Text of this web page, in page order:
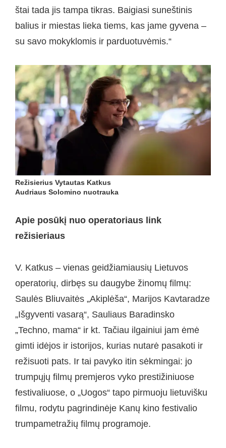
štai tada jis tampa tikras. Baigiasi suneštinis
balius ir miestas lieka tiems, kas jame gyvena –
su savo mokyklomis ir parduotuvėmis.“
Režisierius Vytautas Katkus
Audriaus Solomino nuotrauka
Apie posūkį nuo operatoriaus link
režisieriaus
V. Katkus – vienas geidžiamiausių Lietuvos
operatorių, dirbęs su daugybe žinomų filmų:
Saulės Bliuvaitės „Akiplėša“, Marijos Kavtaradze
„Išgyventi vasarą“, Sauliaus Baradinsko
„Techno, mama“ ir kt. Tačiau ilgainiui jam ėmė
gimti idėjos ir istorijos, kurias nutarė pasakoti ir
režisuoti pats. Ir tai pavyko itin sėkmingai: jo
trumpųjų filmų premjeros vyko prestižiniuose
festivaliuose, o „Uogos“ tapo pirmuoju lietuvišku
filmu, rodytu pagrindinėje Kanų kino festivalio
trumpametražių filmų programoje.